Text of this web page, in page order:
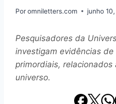
Poromniletters.com junho
Pesquisadores da
investigam evidências
primordiais,
universo.